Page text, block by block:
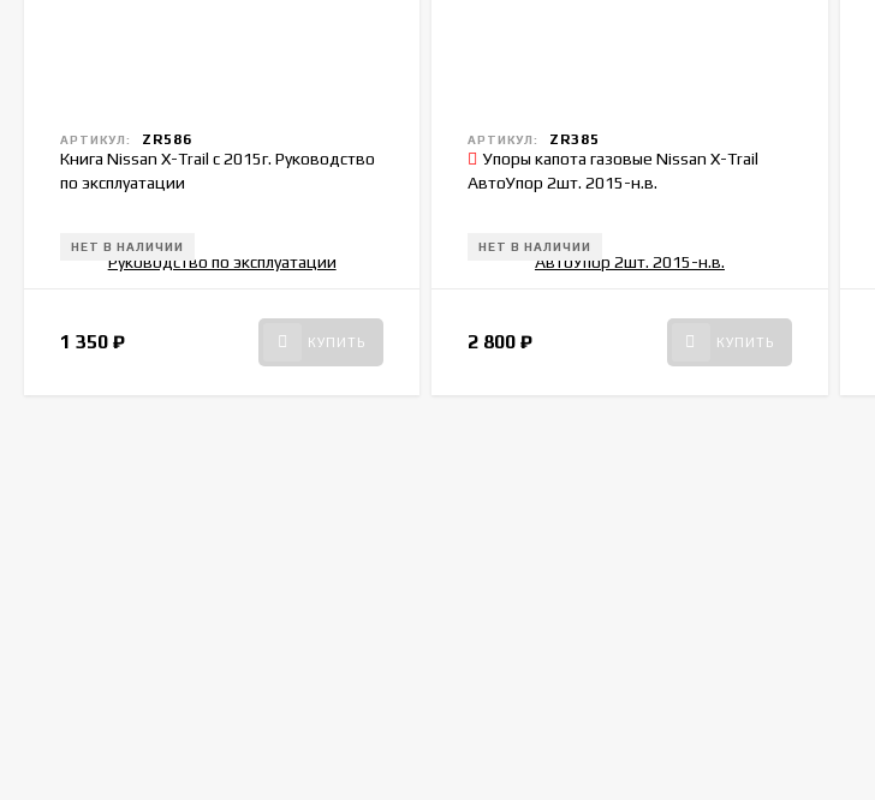
АРТИКУЛ: ZR586
Книга Nissan X-Trail c 2015г. Руководство
по эксплуатации
НЕТ В НАЛИЧИИ
1 350 ₽ КУПИТЬ
АРТИКУЛ: ZR385
Упоры капота газовые Nissan X-Trail
АвтоУпор 2шт. 2015-н.в.
НЕТ В НАЛИЧИИ
2 800₽ КУПИТЬ